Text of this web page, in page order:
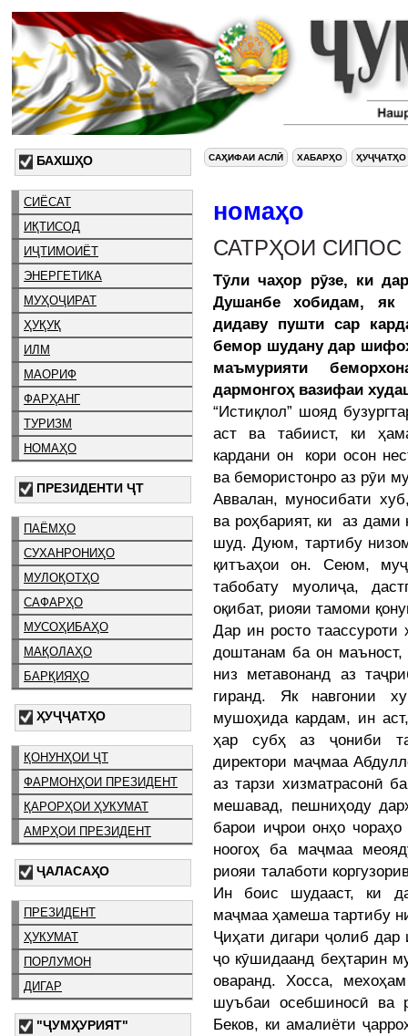
БАХШҲО
СИЁСАТ
ИҚТИСОД
ИҶТИМОИЁТ
ЭНЕРГЕТИКА
МУҲОҶИРАТ
ҲУҚУҚ
ИЛМ
МАОРИФ
ФАРҲАНГ
ТУРИЗМ
НОМАҲО
ПРЕЗИДЕНТИ ҶТ
ПАЁМҲО
СУХАНРОНИҲО
МУЛОҚОТҲО
САФАРҲО
МУСОҲИБАҲО
МАҚОЛАҲО
БАРҚИЯҲО
ҲУҶҶАТҲО
ҚОНУНҲОИ ҶТ
ФАРМОНҲОИ ПРЕЗИДЕНТ
ҚАРОРҲОИ ҲУКУМАТ
АМРҲОИ ПРЕЗИДЕНТ
ҶАЛАСАҲО
ПРЕЗИДЕНТ
ҲУКУМАТ
ПОРЛУМОН
ДИГАР
"ҶУМҲУРИЯТ"
САҲИФАИ АСЛӢ ХАБАРҲО ҲУҶҶАТҲО
номаҳо
САТРҲОИ СИПОС
Тӯли чаҳор рӯзе, ки
Душанбе хобидам, як
дидаву пушти сар
бемор шудану дар
маъмурияти
дармонгоҳ вазифаи
“Истиқлол” шояд
аст ва табиист, ки
кардани он кори осон
ва бемористонро аз рӯи
Аввалан, муносибати
ва роҳбарият, ки аз дами
шуд. Дуюм, тартибу
қитъаҳои он. Сеюм,
табобату муолиҷа,
оқибат, риояи тамоми
Дар ин росто таассуроти
доштанам ба он
низ метавонанд аз
гиранд. Як навгонии
мушоҳида кардам, ин
ҳар субҳ аз ҷониби
директори маҷмаа
аз тарзи хизматрасонӣ
мешавад, пешниҳоду
барои иҷрои онҳо
ноогоҳ ба маҷмаа
риояи талаботи
Ин боис шудааст, ки
маҷмаа ҳамеша тартибу
Ҷиҳати дигари ҷолиб
ҷо кӯшидаанд беҳтарин
оваранд. Хосса,
шуъбаи осебшиносӣ ва
Беков, ки амалиёти